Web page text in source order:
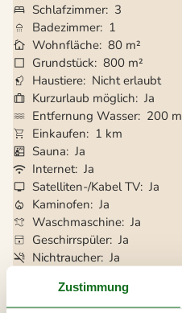
Schlafzimmer 3
Badezimmer 1
Wohnfläche 80 m²
Grundstück 800 m²
Haustiere Nicht erlaubt
Kurzurlaub möglich Ja
Entfernung Wasser 200 m
Einkaufen
1 km
Sauna Ja
Internet Ja
Satelliten-/Kabel TV Ja
Kaminofen Ja
Waschmaschine Ja
Geschirrspüler Ja
Nichtraucher Ja
Zustimmung